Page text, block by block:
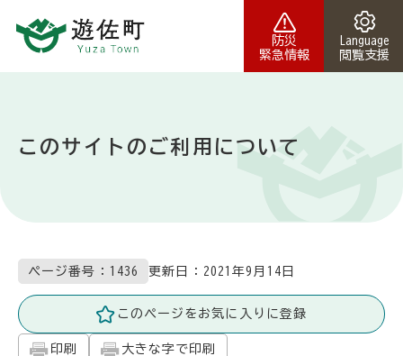
防災
緊急情報
Language
閲覧支援
このサイトのご利用について
ページ番号：1436 更新日： 2021年9月14日
このページをお気に入りに登録
印刷 大きな字で印刷